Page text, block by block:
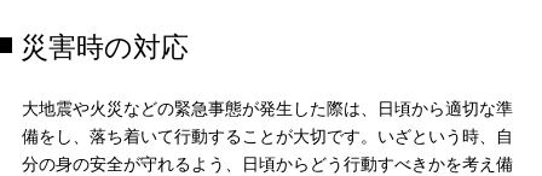
災害時の対応
大地震や火災などの緊急事態が発生した際は、日頃から適切な準
備をし、落ち着いて行動することが大切です。いざという時、自
分の身の安全が守れるよう、日頃からどう行動すべきかを考え備